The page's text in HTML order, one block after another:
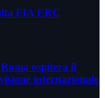
FIA ERC
ospiterà il
internazionale